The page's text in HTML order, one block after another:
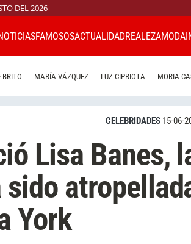
DEL 2026
FAMOSOSACTUALIDADREALEZAMODA
BRITO MARÍA VÁZQUEZ LUZ CIPRIOTA MORIA
CELEBRIDADES 15-06-
Lisa Banes,
sido
York